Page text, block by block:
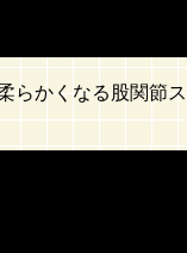
らかくなる股関節ス